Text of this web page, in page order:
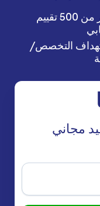
أكثر من 500 تقييم
التخصص/